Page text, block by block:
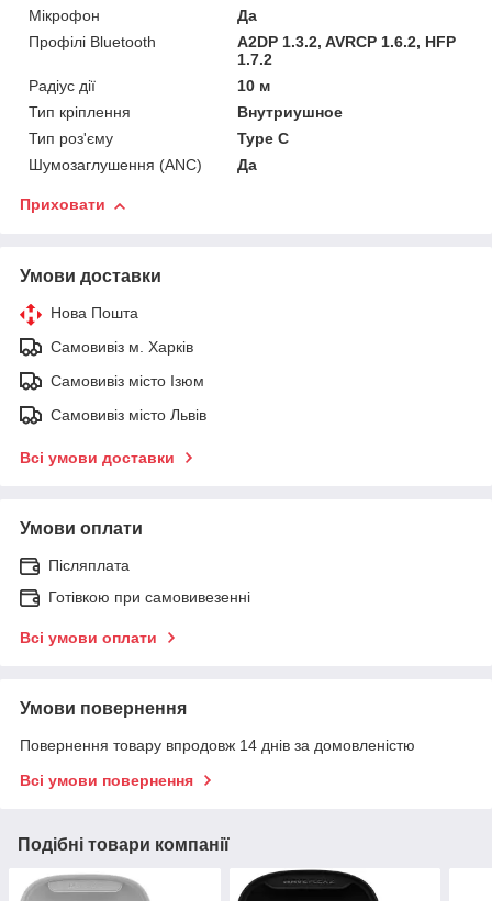
Мікрофон
Да
Профілі Bluetooth
A2DP 1.3.2, AVRCP 1.6.2, HFP
1.7.2
Радіус дії
10 м
Тип кріплення
Внутриушное
Тип роз'єму
Type C
Шумозаглушення (ANC)
Да
Приховати
Умови доставки
Нова Пошта
Самовивіз м. Харків
Самовивіз місто Ізюм
Самовивіз місто Львів
Всі умови доставки
Умови оплати
Післяплата
Готівкою при самовивезенні
Всі умови оплати
Умови повернення
Повернення товару впродовж 14 днів за домовленістю
Всі умови повернення
Подібні товари компанії